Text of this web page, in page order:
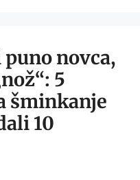
novca,
5
šminkanje
10